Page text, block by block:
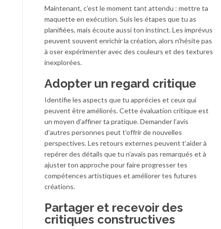
Maintenant, c’est le moment tant attendu : mettre ta
maquette en exécution. Suis les étapes que tu as
planifiées, mais écoute aussi ton instinct. Les imprévus
peuvent souvent enrichir la création, alors n’hésite pas
à oser expérimenter avec des couleurs et des textures
inexplorées.
Adopter un regard critique
Identifie les aspects que tu apprécies et ceux qui
peuvent être améliorés. Cette évaluation critique est
un moyen d’affiner ta pratique. Demander l’avis
d’autres personnes peut t’offrir de nouvelles
perspectives. Les retours externes peuvent t’aider à
repérer des détails que tu n’avais pas remarqués et à
ajuster ton approche pour faire progresser tes
compétences artistiques et améliorer tes futures
créations.
Partager et recevoir des
critiques constructives